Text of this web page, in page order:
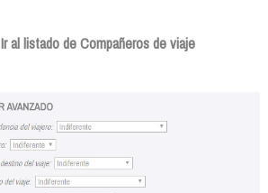
Ir al listado de Compañeros de viaje